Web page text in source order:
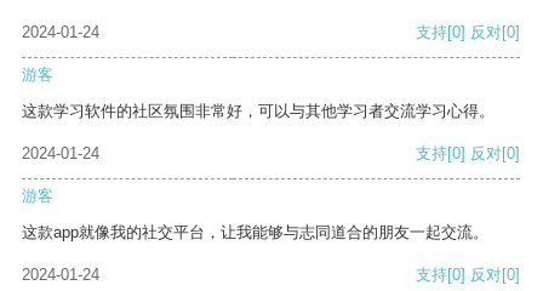
2024-01-24 支持[0] 反对[0]
游客
这款学习软件的社区氛围非常好，可以与其他学习者交流学习心得。
2024-01-24 支持[0] 反对[0]
游客
这款app就像我的社交平台，让我能够与志同道合的朋友一起交流。
2024-01-24 支持[0] 反对[0]